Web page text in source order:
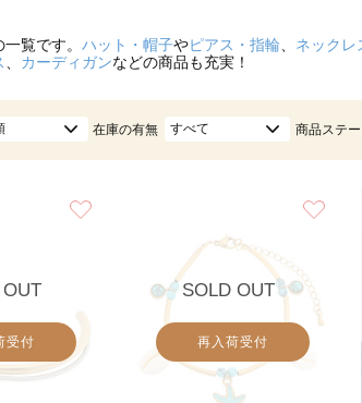
一覧です。 ハット・帽子やピアス・指輪 ネックレ
カーディガンなどの商品も充実！
在庫の有無 すべて 商品ステ
受付
SOLD OUT
再入荷受付